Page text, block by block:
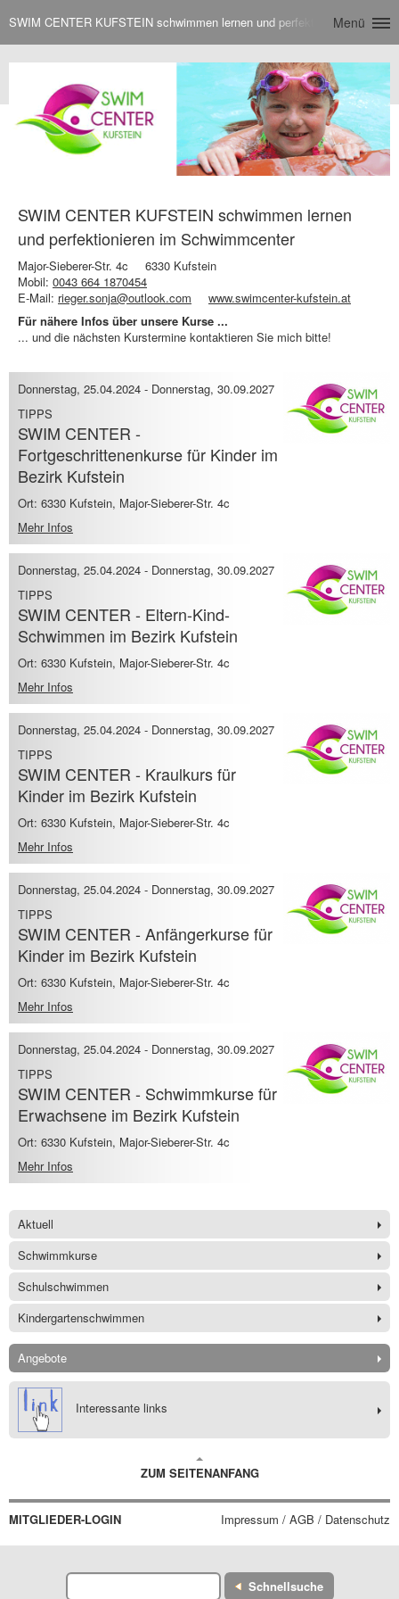
SWIM CENTER KUFSTEIN schwimmen lernen und perfektionieren im
Menü
SWIM CENTER KUFSTEIN schwimmen lernen
und perfektionieren im Schwimmcenter
Major-Sieberer-Str. 4c
6330 Kufstein
Mobil: 0043 664 1870454
E-Mail: rieger.sonja@outlook.com
www.swimcenter-kufstein.at
Für nähere Infos über unsere Kurse ...
... und die nächsten Kurstermine kontaktieren Sie mich bitte!
Donnerstag, 25.04.2024 - Donnerstag, 30.09.2027
TIPPS
SWIM CENTER -
Fortgeschrittenenkurse für Kinder im
Bezirk Kufstein
Ort: 6330 Kufstein, Major-Sieberer-Str. 4c
Mehr Infos
Donnerstag, 25.04.2024 - Donnerstag, 30.09.2027
TIPPS
SWIM CENTER - Eltern-Kind-
Schwimmen im Bezirk Kufstein
Ort: 6330 Kufstein, Major-Sieberer-Str. 4c
Mehr Infos
Donnerstag, 25.04.2024 - Donnerstag, 30.09.2027
TIPPS
SWIM CENTER - Kraulkurs für
Kinder im Bezirk Kufstein
Ort: 6330 Kufstein, Major-Sieberer-Str. 4c
Mehr Infos
Donnerstag, 25.04.2024 - Donnerstag, 30.09.2027
TIPPS
SWIM CENTER - Anfängerkurse für
Kinder im Bezirk Kufstein
Ort: 6330 Kufstein, Major-Sieberer-Str. 4c
Mehr Infos
Donnerstag, 25.04.2024 - Donnerstag, 30.09.2027
TIPPS
SWIM CENTER - Schwimmkurse für
Erwachsene im Bezirk Kufstein
Ort: 6330 Kufstein, Major-Sieberer-Str. 4c
Mehr Infos
Aktuell
Schwimmkurse
Schulschwimmen
Kindergartenschwimmen
Angebote
Interessante links
ZUM SEITENANFANG
MITGLIEDER-LOGIN Impressum / AGB / Datenschutz
Schnellsuche